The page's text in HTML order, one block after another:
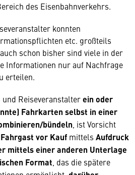
des Eisenbahnverkehrs.
konnten
etc. großteils
schon bisher sind viele in der
Informationen nur auf Nachfrage
erteilen.
Reiseveranstalterein oder
Fahrkarten selbst in einer
bündeln , ist Vorsicht
Fahrgast vor Kauf mittels Aufdruck
mittels einer anderen Unterlage
Format , das die spätere